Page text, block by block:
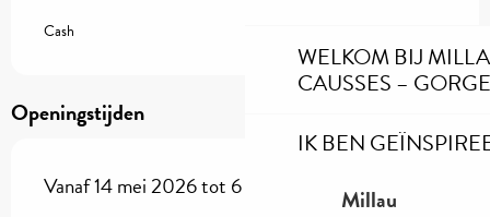
WELKOM BIJ
CAUSSES –
IK BEN
Millau
Cash
Openingstijden
Vanaf 14 mei 2026 tot 6 september 2026